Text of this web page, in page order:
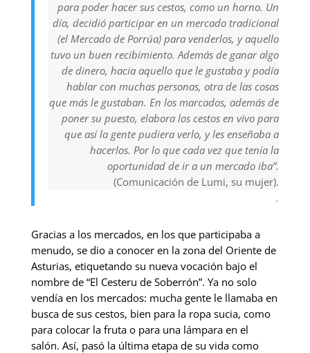
para poder hacer sus cestos, como un horno. Un
día, decidió participar en un mercado tradicional
(el Mercado de Porrúa) para venderlos, y aquello
tuvo un buen recibimiento. Además de ganar algo
de dinero, hacia aquello que le gustaba y podía
hablar con muchas personas, otra de las cosas
que más le gustaban. En los marcados, además de
poner su puesto, elabora los cestos en vivo para
que así la gente pudiera verlo, y les enseñaba a
hacerlos. Por lo que cada vez que tenía la
oportunidad de ir a un mercado iba”.
(Comunicación de Lumi, su mujer).
.
Gracias a los mercados, en los que participaba a
menudo, se dio a conocer en la zona del Oriente de
Asturias, etiquetando su nueva vocación bajo el
nombre de “El Cesteru de Soberrón”. Ya no solo
vendía en los mercados: mucha gente le llamaba en
busca de sus cestos, bien para la ropa sucia, como
para colocar la fruta o para una lámpara en el
salón. Así, pasó la última etapa de su vida como